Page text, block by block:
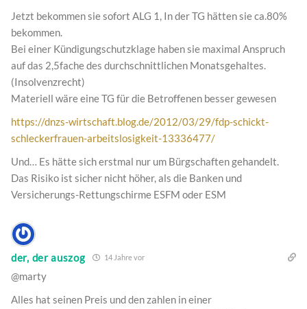
Jetzt bekommen sie sofort ALG 1, In der TG hätten sie ca.80%
bekommen.
Bei einer Kündigungschutzklage haben sie maximal Anspruch
auf das 2,5fache des durchschnittlichen Monatsgehaltes.
(Insolvenzrecht)
Materiell wäre eine TG für die Betroffenen besser gewesen
https://dnzs-wirtschaft.blog.de/2012/03/29/fdp-schickt-
schleckerfrauen-arbeitslosigkeit-13336477/
Und… Es hätte sich erstmal nur um Bürgschaften gehandelt.
Das Risiko ist sicher nicht höher, als die Banken und
Versicherungs-Rettungschirme ESFM oder ESM
der, der auszog 14 Jahre vor
@marty
Alles hat seinen Preis und den zahlen in einer